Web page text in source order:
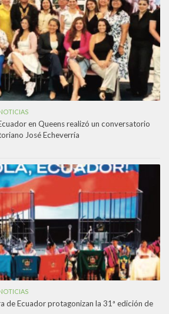
en Queens realizó un conversatorio
José Echeverría
de Ecuador protagonizan la 31ª edición de